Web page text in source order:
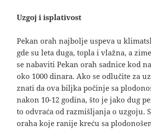
Uzgoj i isplativost
Pekan orah najbolje uspeva u
gde su leta duga, topla i vlažna, a
se nabaviti Pekan orah sadnice kod
oko 1000 dinara. Ako se odlučite za
znati da ova biljka počinje sa
nakon 10-12 godina, što je jako dug
to odvraća od razmišljanja o uzgoju.
oraha koje ranije kreću sa